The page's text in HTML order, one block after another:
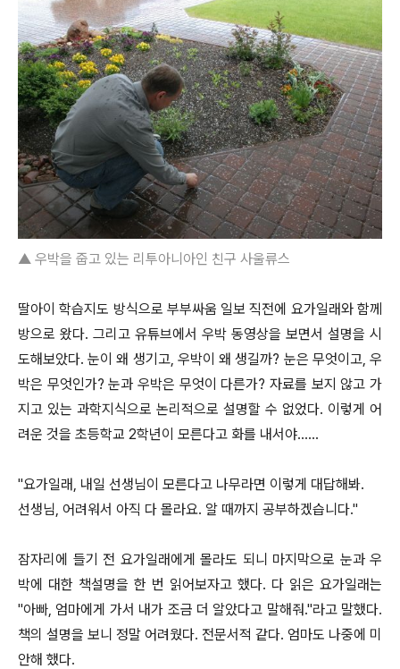
▲ 우박을 줍고 있는 리투아니아인 친구 사울류스
딸아이 학습지도 방식으로 부부싸움 일보 직전에 요가일래와 함께
방으로 왔다. 그리고 유튜브에서 우박 동영상을 보면서 설명을 시
도해보았다. 눈이 왜 생기고, 우박이 왜 생길까? 눈은 무엇이고, 우
박은 무엇인가? 눈과 우박은 무엇이 다른가? 자료를 보지 않고 가
지고 있는 과학지식으로 논리적으로 설명할 수 없었다. 이렇게 어
려운 것을 초등학교 2학년이 모른다고 화를 내서야......
"요가일래, 내일 선생님이 모른다고 나무라면 이렇게 대답해봐.
선생님, 어려워서 아직 다 몰라요. 알 때까지 공부하겠습니다."
잠자리에 들기 전 요가일래에게 몰라도 되니 마지막으로 눈과 우
박에 대한 책설명을 한 번 읽어보자고 했다. 다 읽은 요가일래는
"아빠, 엄마에게 가서 내가 조금 더 알았다고 말해줘."라고 말했다.
책의 설명을 보니 정말 어려웠다. 전문서적 같다. 엄마도 나중에 미
안해 했다.